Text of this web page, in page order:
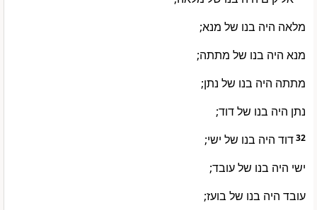
מלאה היה בנו של מנא;
מנא היה בנו של מתתה;
מתתה היה בנו של נתן;
נתן היה בנו של דוד;
32דוד היה בנו של ישי;
ישי היה בנו של עובד;
עובד היה בנו של בועז;